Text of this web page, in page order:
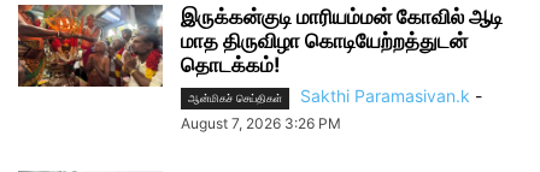
இருக்கன்குடி மாரியம்மன் கோவில் ஆடி
மாத திருவிழா கொடியேற்றத்துடன்
தொடக்கம்!
ஆன்மிகச் செய்திகள் Sakthi Paramasivan.k -
August 7, 2026 3:26 PM